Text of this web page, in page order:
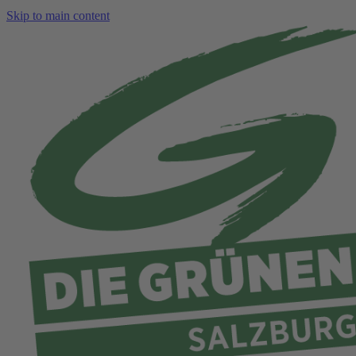
Skip to main content